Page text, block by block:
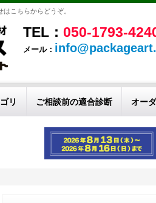
こちらからどうぞ。
TEL： 050-1793-
メール：
リ ご相談前の適合診断 オー